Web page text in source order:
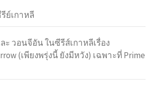
รีย์เกาหลี
วอนจีอัน ในซีรีส์เกาหลีเรื่อง
(เพียงพรุ่งนี้ ยังมีหวัง) เฉพาะที่ Prime